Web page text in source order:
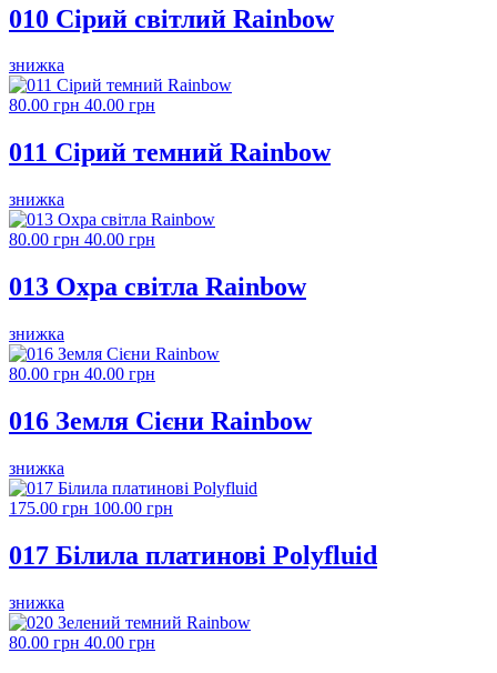
010 Сірий світлий Rainbow
знижка
80.00 грн 40.00 грн
011 Сірий темний Rainbow
знижка
80.00 грн 40.00 грн
013 Охра світла Rainbow
знижка
80.00 грн 40.00 грн
016 Земля Сієни Rainbow
знижка
175.00 грн 100.00 грн
017 Білила платинові Polyfluid
знижка
80.00 грн 40.00 грн